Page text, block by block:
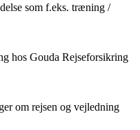
som f.eks. træning /
hos Gouda Rejseforsikring
om rejsen og vejledning